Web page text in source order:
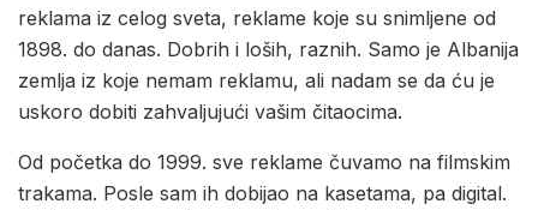
reklama iz celog sveta, reklame koje su snimljene od
1898. do danas. Dobrih i loših, raznih. Samo je Albanija
zemlja iz koje nemam reklamu, ali nadam se da ću je
uskoro dobiti zahvaljujući vašim čitaocima.
Od početka do 1999. sve reklame čuvamo na filmskim
trakama. Posle sam ih dobijao na kasetama, pa digital.